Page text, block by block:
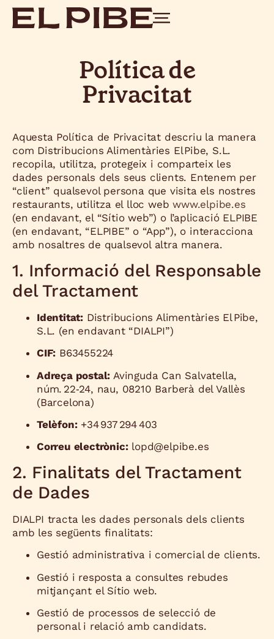
Política de
Privacitat
Aquesta Política de Privacitat descriu la manera
com Distribucions Alimentàries El Pibe, S.L.
recopila, utilitza, protegeix i comparteix les
dades personals dels seus clients. Entenem per
“client” qualsevol persona que visita els nostres
restaurants, utilitza el lloc webwww.elpibe.es
(en endavant, el “Sítio web”) o l’aplicació ELPIBE
(en endavant, “ELPIBE” o “App”), o interacciona
amb nosaltres de qualsevol altra manera.
1. Informació del Responsable
del Tractament
Identitat: Distribucions Alimentàries El Pibe,
S.L. (en endavant “DIALPI”)
CIF: B63455224
Adreça postal: Avinguda Can Salvatella,
núm. 22‑24, nau, 08210 Barberà del Vallès
(Barcelona)
Telèfon:+34 937 294 403
Correu electrònic: lopd@elpibe.es
2. Finalitats del Tractament
de Dades
DIALPI tracta les dades personals dels clients
amb les següents finalitats:
Gestió administrativa i comercial de clients.
Gestió i resposta a consultes rebudes
mitjançant el Sítio web.
Gestió de processos de selecció de
personal i relació amb candidats.